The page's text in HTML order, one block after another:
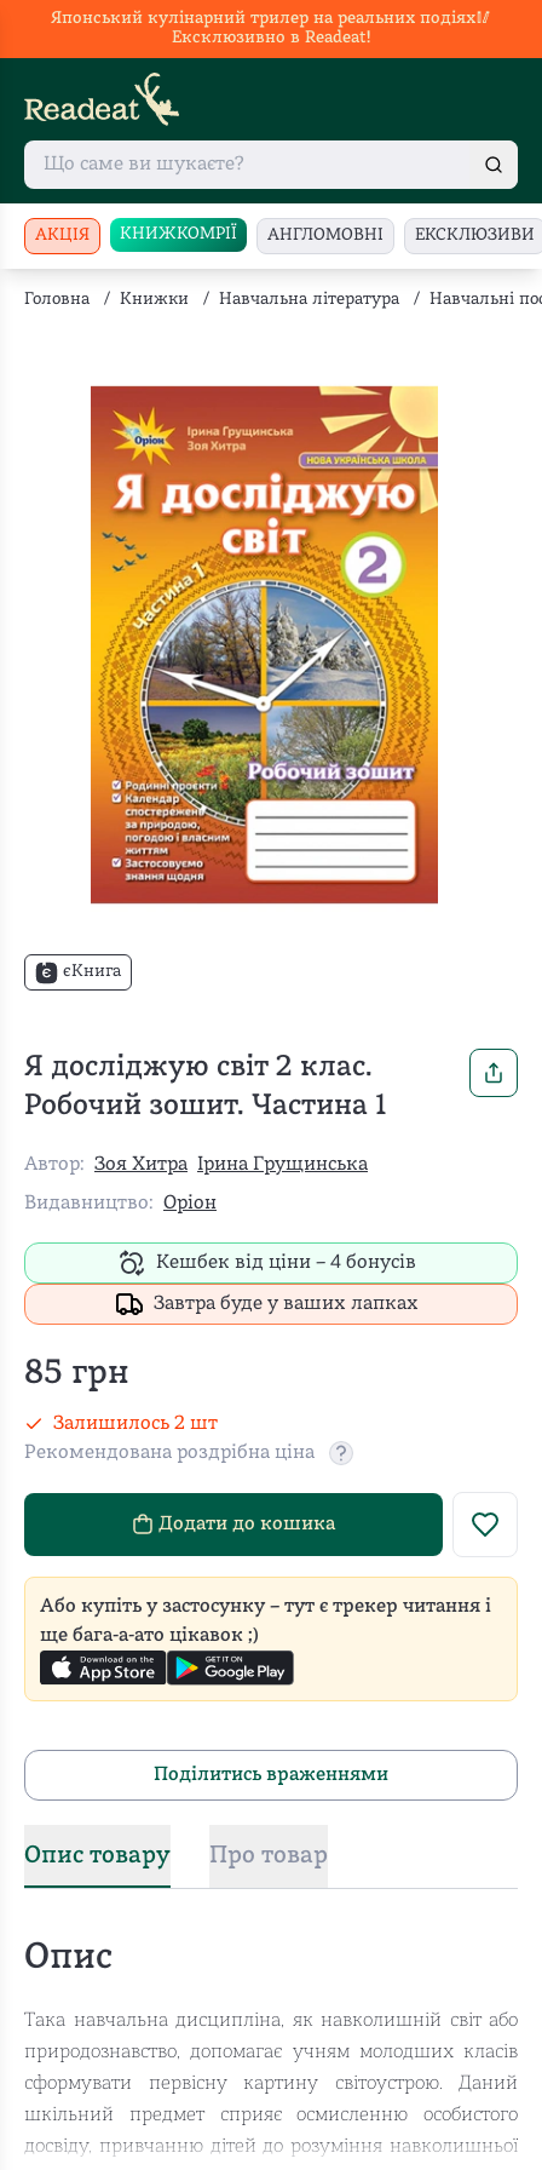
Японський кулінарний трилер на реальних подіях🥢
Ексклюзивно в Readeat!
АКЦІЯ КНИЖКОМРІЇ АНГЛОМОВНІ ЕКСКЛЮЗИВИ
Головна / Книжки / Навчальна література / Навчальні
єКнига
Я досліджую світ 2 клас.
Робочий зошит. Частина 1
Автор: Зоя Хитра Ірина Грущинська
Видавництво: Оріон
Кешбек від ціни – 4бонусів
Завтра буде у ваших лапках
85 грн
Залишилось 2 шт
Рекомендована роздрібна ціна
Додати до кошика
Або купіть у застосунку – тут є трекер читання і
ще бага-а-ато цікавок ;)
Поділитись враженнями
Опис товару Про товар
Опис
Така навчальна дисципліна, як навколишній світ або
природознавство, допомагає учням молодших класів
сформувати первісну картину світоустрою. Даний
шкільний предмет сприяє осмисленню особистого
досвіду, привчанню дітей до розуміння навколишньої